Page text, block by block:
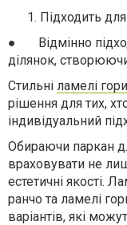
Підходить
●
Відмінно
ділянок,
Стильні ламелі
рішення для тих,
індивідуальний
Обираючи паркан
враховувати не
естетичні якості.
ранчо та ламелі
варіантів, які